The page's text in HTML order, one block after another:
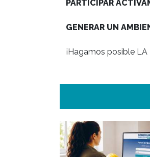
ACOMPAÑAR Y
COLABORAR CON
PARTICIPAR